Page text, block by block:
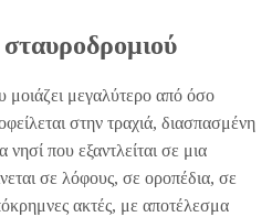
μοιάζει μεγαλύτερο από όσο
στην τραχιά, διασπασμένη
νησί που εξαντλείται σε μια
σε λόφους, σε οροπέδια, σε
ακτές, με αποτέλεσμα